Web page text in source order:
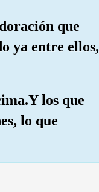
que
ya entre ellos,
los que
lo que